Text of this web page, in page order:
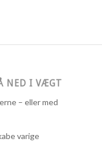
NED I VÆGT
– eller med
varige